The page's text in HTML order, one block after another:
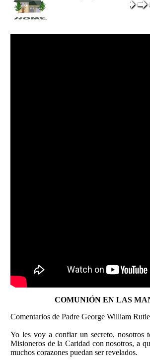
COMUNIÓN EN LAS
Comentarios de Padre George William
Yo les voy a confiar un secreto, nosotros
Misioneros de la Caridad con nosotros, a
muchos corazones puedan ser revelados.